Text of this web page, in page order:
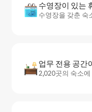
수영장이 있는
수영장을 갖춘 숙
업무 전용 공간
2,020곳의 숙소